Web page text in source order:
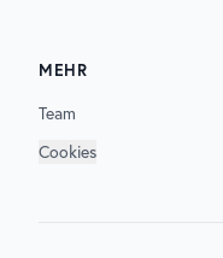
MEHR
Team
Cookies